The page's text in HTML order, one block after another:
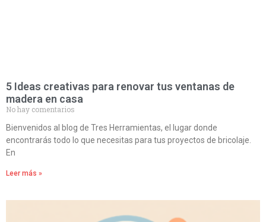
5 Ideas creativas para renovar tus ventanas de
madera en casa
No hay comentarios
Bienvenidos al blog de Tres Herramientas, el lugar donde
encontrarás todo lo que necesitas para tus proyectos de bricolaje.
En
Leer más »